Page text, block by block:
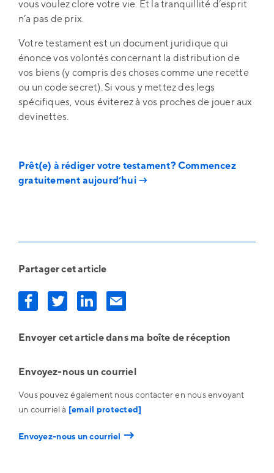
vous voulez clore votre vie. Et la tranquillité d’esprit
n’a pas de prix.
Votre testament est un document juridique qui
énonce vos volontés concernant la distribution de
vos biens (y compris des choses comme une recette
ou un code secret). Si vous y mettez des legs
spécifiques, vous éviterez à vos proches de jouer aux
devinettes.
Prêt(e) à rédiger votre testament? Commencez
gratuitement aujourd’hui →
Partager cet article
Envoyer cet article dans ma boîte de réception
Envoyez-nous un courriel
Vous pouvez également nous contacter en nous envoyant
un courriel à [email protected]
Envoyez-nous un courriel →